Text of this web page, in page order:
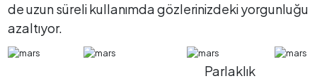
de uzun süreli kullanımda gözlerinizdeki yorgunluğu
azaltıyor.
Parlaklık